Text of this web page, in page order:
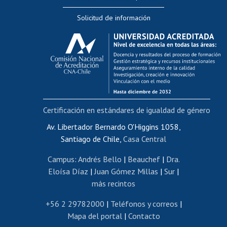
Evaluación docente
Calificación académica
Postulación al AUCAI
Funcionarias/os
Cursos internos de capacitación
Bienestar del personal
Portal de movilidad interna
Certificado de renta
Certificado de renta honorarios
Editar páginas blancas
Extranjeras/os
Revalidación y reconocimiento de títulos
Postulación al Programa de Movilidad Estudiantil
Solicitud de información
Av. Libertador Bernardo O'Higgins 1058,
Santiago de Chile, Casa Central
Campus: Andrés Bello | Beauchef| Dra.
Eloísa Díaz | Juan Gómez Millas | Sur |
más recintos
+56 2 29782000 | Teléfonos y correos |
Mapa del portal| Contacto
Certificación en estándares de igualdad de género